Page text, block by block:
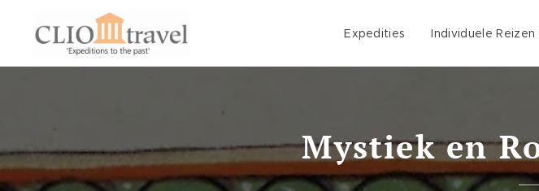
Expedities Individuele Reizen
Mystiek en